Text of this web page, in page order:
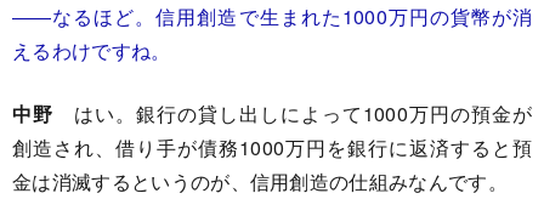
――なるほど。信用創造で生まれた1000万円の貨幣が消
えるわけですね。
中野 はい。銀行の貸し出しによって1000万円の預金が
創造され、借り手が債務1000万円を銀行に返済すると預
金は消滅するというのが、信用創造の仕組みなんです。